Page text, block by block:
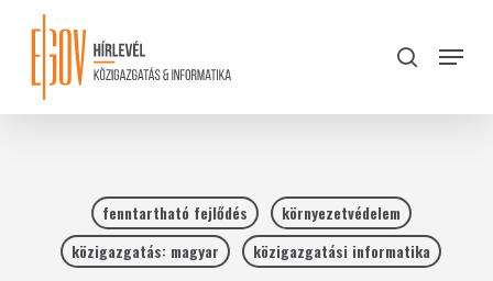
content
search
Menu
fenntartható fejlődés
környezetvédelem
közigazgatás: magyar
közigazgatási informatika
Close